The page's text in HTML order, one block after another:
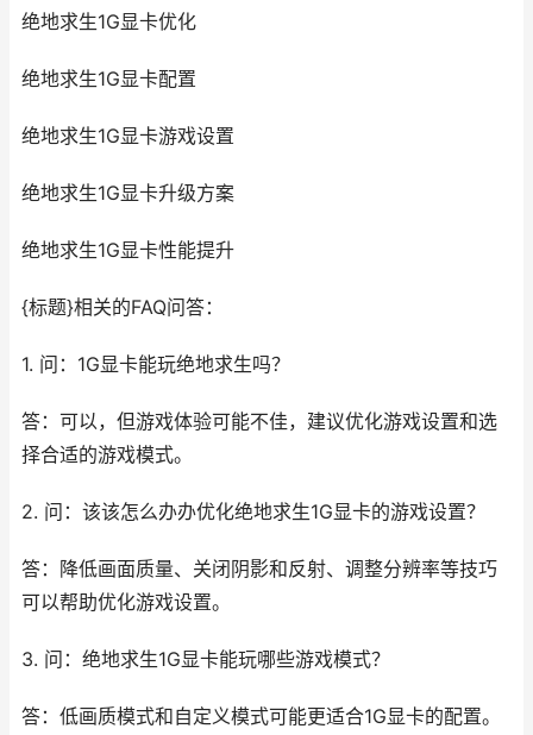
绝地求生1G显卡优化
绝地求生1G显卡配置
绝地求生1G显卡游戏设置
绝地求生1G显卡升级方案
绝地求生1G显卡性能提升
{标题}相关的FAQ问答：
1. 问：1G显卡能玩绝地求生吗？
答：可以，但游戏体验可能不佳，建议优化游戏设置和选
择合适的游戏模式。
2. 问：该该怎么办办优化绝地求生1G显卡的游戏设置？
答：降低画面质量、关闭阴影和反射、调整分辨率等技巧
可以帮助优化游戏设置。
3. 问：绝地求生1G显卡能玩哪些游戏模式？
答：低画质模式和自定义模式可能更适合1G显卡的配置。